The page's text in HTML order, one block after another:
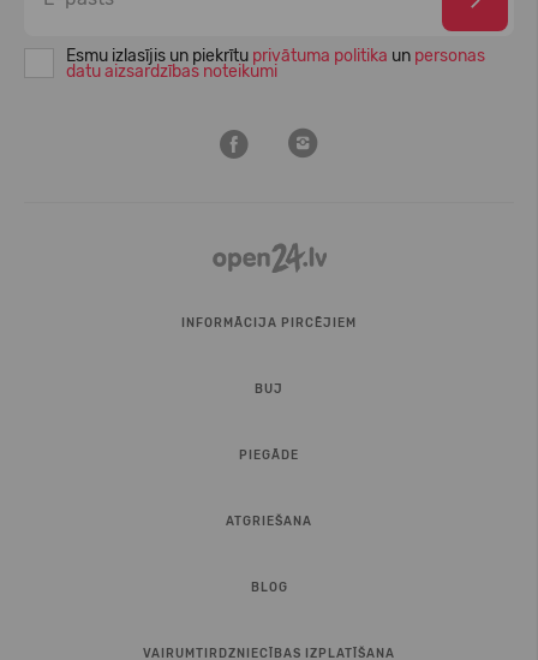
Esmu izlasījis un piekrītu privātuma politika un personas
datu aizsardzības noteikumi
INFORMĀCIJA PIRCĒJIEM
BUJ
PIEGĀDE
ATGRIEŠANA
BLOG
VAIRUMTIRDZNIECĪBAS IZPLATĪŠANA